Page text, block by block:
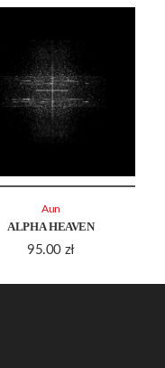
ALPHA HEAVEN
95.00 zł
Aun